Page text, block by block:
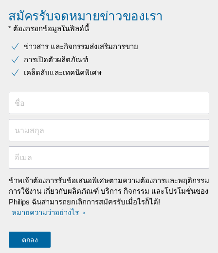
สมัครรับจดหมายข่าวของเรา
* ต้องกรอกข้อมูลในฟิลด์นี้
ข่าวสาร และกิจกรรมส่งเสริมการขาย
การเปิดตัวผลิตภัณฑ์
เคล็ดลับและเทคนิคพิเศษ
ชื่อ
นามสกุล
อีเมล
ข้าพเจ้าต้องการรับข้อเสนอพิเศษตามความต้องการและพฤติกรรม
การใช้งาน เกี่ยวกับผลิตภัณฑ์ บริการ กิจกรรม และโปรโมชั่นของ
Philips ฉันสามารถยกเลิกการสมัครรับเมื่อไรก็ได้!
หมายความว่าอย่างไร